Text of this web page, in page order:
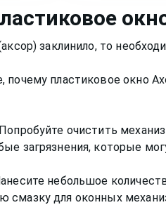
заклинило, то
почему пластиковое окно
очистить
загрязнения, которые
небольшое
смазку для оконных